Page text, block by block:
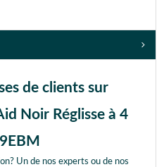
de clients sur
Noir Réglisse à 4
Un de nos experts ou de nos